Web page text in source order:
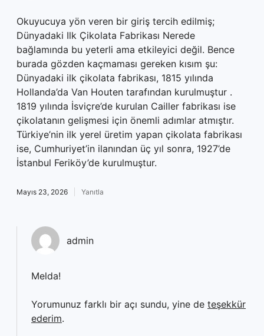
Okuyucuya yön veren bir giriş tercih edilmiş;
Dünyadaki Ilk Çikolata Fabrikası Nerede
bağlamında bu yeterli ama etkileyici değil. Bence
burada gözden kaçmaması gereken kısım şu:
Dünyadaki ilk çikolata fabrikası, 1815 yılında
Hollanda’da Van Houten tarafından kurulmuştur .
1819 yılında İsviçre’de kurulan Cailler fabrikası ise
çikolatanın gelişmesi için önemli adımlar atmıştır.
Türkiye’nin ilk yerel üretim yapan çikolata fabrikası
ise, Cumhuriyet’in ilanından üç yıl sonra, 1927’de
İstanbul Feriköy’de kurulmuştur.
Mayıs 23, 2026 Yanıtla
admin
Melda!
Yorumunuz farklı bir açı sundu, yine de teşekkür
ederim.